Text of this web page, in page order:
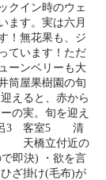
クイン時のウェ
ます。実は六月
！無花果も、ジ
ています！ただ
ーンベリーも大
筒屋果樹園の旬
えると、赤から
の実。旬を迎え
呂3 客室5 清
橋立付近の
即決) ・欲を言
ざ掛け(毛布)が